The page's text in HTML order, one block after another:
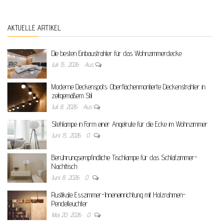
AKTUELLE ARTIKEL
Die besten Einbaustrahler für das Wohnzimmerdecke
Juli 15, 2026 Aus
Moderne Deckenspots: Oberflächenmontierte Deckenstrahler in
zeitgemäßem Stil
Juli 8, 2026 Aus
Stehlampe in Form einer Angelrute für die Ecke im Wohnzimmer
Juni 15, 2026 0
Berührungsempfindliche Tischlampe für das Schlafzimmer-
Nachttisch
Juni 8, 2026 0
Rustikale Esszimmer-Inneneinrichtung mit Holzrahmen-
Pendelleuchter
Mai 20, 2026 0